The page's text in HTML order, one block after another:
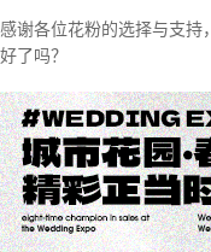
感谢各位花粉的选择与支
好了吗？